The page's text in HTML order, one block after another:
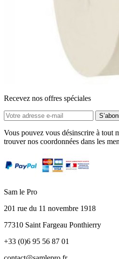
Recevez nos offres spéciales
Vous pouvez vous désinscrire à tout
trouver nos coordonnées dans les
Sam le Pro
201 rue du 11 novembre 1918
77310 Saint Fargeau Ponthierry
+33 (0)6 95 56 87 01